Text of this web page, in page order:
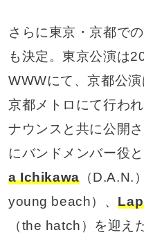
さらに東京・京都で
も決定。東京公演は
WWWにて、京都公
京都メトロにて行わ
ナウンスと共に公開
にバンドメンバー役
a Ichikawa（D.A.N.）
young beach）、
（the hatch）を迎え